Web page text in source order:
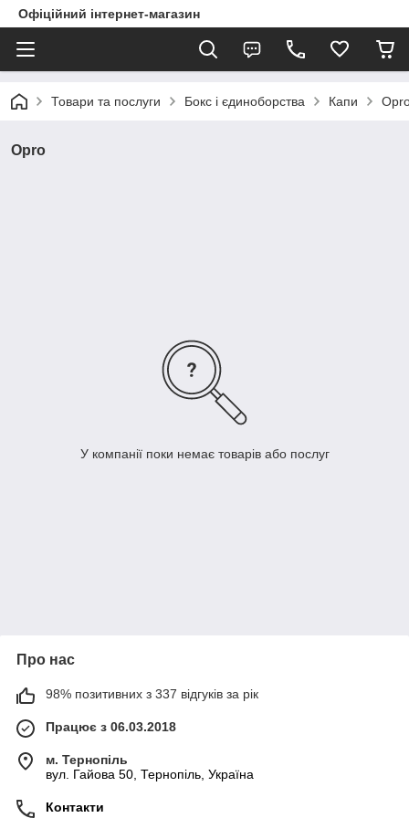
Офіційний інтернет-магазин
Товари та послуги Бокс і єдиноборства Капи
Opro
У компанії поки немає товарів або послуг
Про нас
98% позитивних з 337 відгуків за рік
Працює з 06.03.2018
м. Тернопіль
вул. Гайова 50, Тернопіль, Україна
Контакти